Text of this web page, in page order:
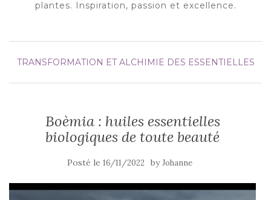
plantes. Inspiration, passion et excellence.
TRANSFORMATION ET ALCHIMIE DES ESSENTIELLES
Boèmia : huiles essentielles
biologiques de toute beauté
Posté le 16/11/2022 byJohanne